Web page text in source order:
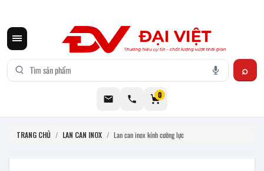
0
TRANG CHỦ / LAN CAN INOX / Lan can inox kính cường lực